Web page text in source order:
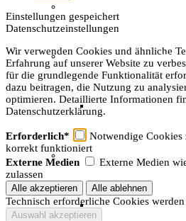
Sachsenhof-Zentrum
Belegungsplan
Wissenswertes
Geschichtliche der
Einstellungen gespeichert
Datenschutzeinstellungen
Wir verwenden Cookies und ähnliche
Erfahrung auf unserer Website zu
für die grundlegende Funktionalität
dazu beitragen, die Nutzung zu
optimieren. Detaillierte Informationen
Datenschutzerklärung.
Erforderlich*
Notwendige Cookies
korrekt funktioniert
Externe Medien
Externe Medien
zulassen
Technisch erforderliche Cookies